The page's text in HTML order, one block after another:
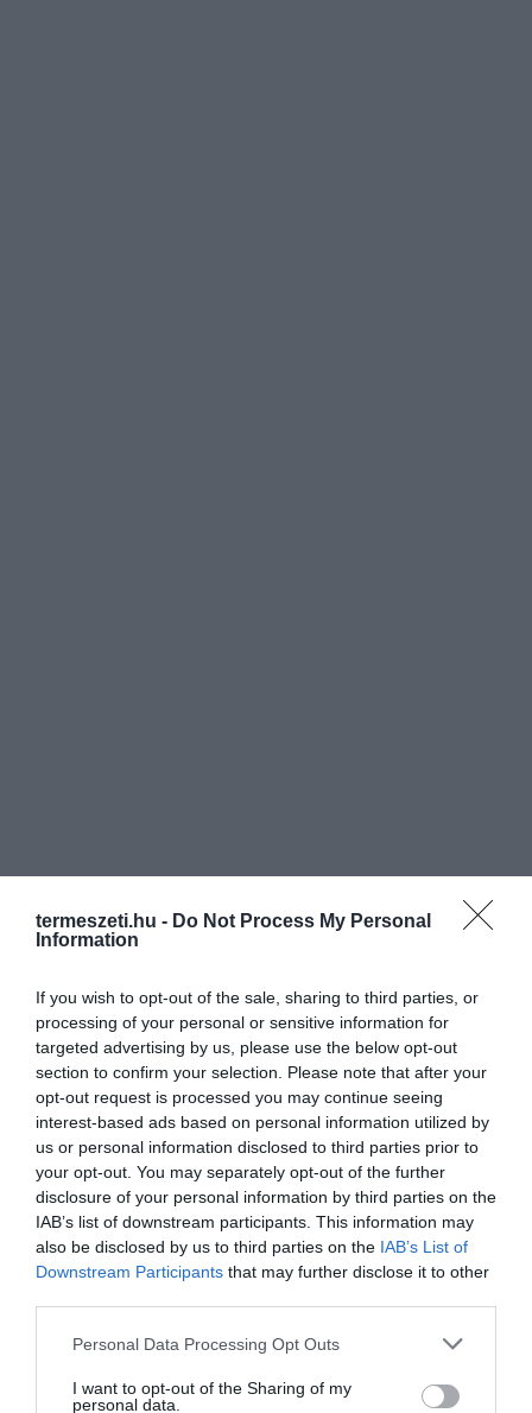
termeszeti.hu - Do Not Process My Personal
Information
If you wish to opt-out of the sale, sharing to third parties, or
processing of your personal or sensitive information for
targeted advertising by us, please use the below opt-out
section to confirm your selection. Please note that after your
opt-out request is processed you may continue seeing
interest-based ads based on personal information utilized by
us or personal information disclosed to third parties prior to
your opt-out. You may separately opt-out of the further
disclosure of your personal information by third parties on the
IAB’s list of downstream participants. This information may
also be disclosed by us to third parties on the IAB’s List of
Downstream Participants that may further disclose it to other
Please note that this website/app uses one or more Google
not limited to your visit or usage behaviour. You may click to
Personal Data Processing Opt Outs
I want to opt-out of the Sharing of my
personal data.